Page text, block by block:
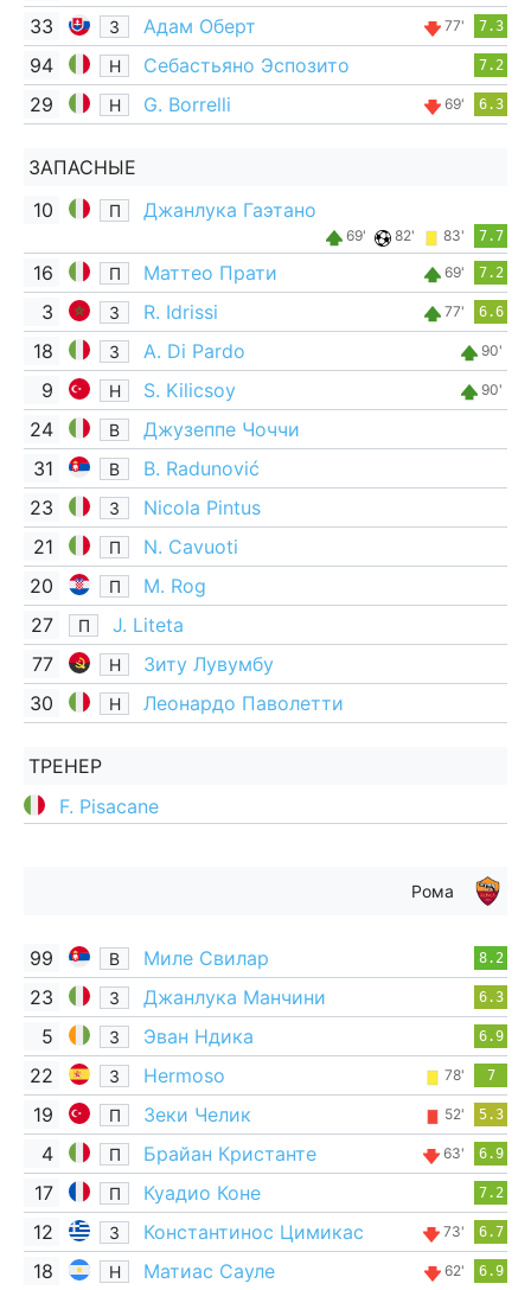
33 З Адам Оберт 77' 7.3
94 Н Себастьяно Эспозито 7.2
29 Н G. Borrelli 69' 6.3
ЗАПАСНЫЕ
10
П Джанлука Гаэтано
69' 82' 83' 7.7
16 П Маттео Прати 69' 7.2
3 З R. Idrissi 77' 6.6
18 З A. Di Pardo 90'
9 Н S. Kilicsoy 90'
24 В
Джузеппе Чоччи
31
В
B. Radunović
23
З
Nicola Pintus
21
П
N. Cavuoti
20
П
M. Rog
27
П
J. Liteta
77
Н
Зиту Лувумбу
30
Н Леонардо Паволетти
ТРЕНЕР
F. Pisacane
Рома
99 В Миле Свилар 8.2
23 З Джанлука Манчини 6.3
5 З Эван Ндика 6.9
22 З Hermoso 78' 7
19 П Зеки Челик 52' 5.3
4 П Брайан Кристанте 63' 6.9
17 П Куадио Коне 7.2
12 З Константинос Цимикас 73' 6.7
18 Н Матиас Сауле 62' 6.9